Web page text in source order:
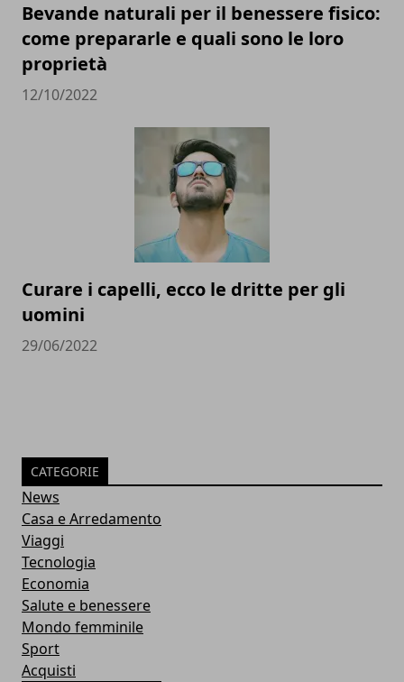
Bevande naturali per il benessere fisico:
come prepararle e quali sono le loro
proprietà
12/10/2022
Curare i capelli, ecco le dritte per gli
uomini
29/06/2022
CATEGORIE
News
Casa e Arredamento
Viaggi
Tecnologia
Economia
Salute e benessere
Mondo femminile
Sport
Acquisti